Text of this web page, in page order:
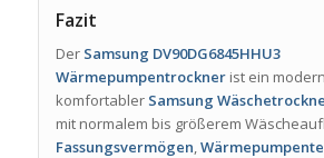
Fazit
Der Samsung DV90DG6845HHU3
Wärmepumpentrocknerist ein
komfortabler Samsung
mit normalem bis größerem
Fassungsvermögen,